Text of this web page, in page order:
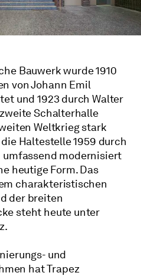
Bauwerk wurde 1910
von Johann Emil
und 1923 durch Walter
Schalterhalle
Weltkrieg stark
Haltestelle 1959 durch
umfassend modernisiert
heutige Form. Das
charakteristischen
der breiten
steht heute unter
und
hat Trapez